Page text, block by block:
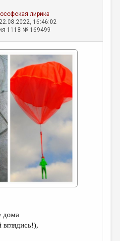
лирика
16:46:02
1118 № 169499
дома
вглядись!),